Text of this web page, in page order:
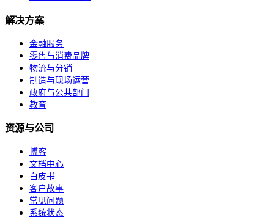
解决方案
金融服务
零售与消费品牌
物流与分销
制造与现场运营
政府与公共部门
教育
资源与公司
博客
文档中心
白皮书
客户故事
常见问题
系统状态